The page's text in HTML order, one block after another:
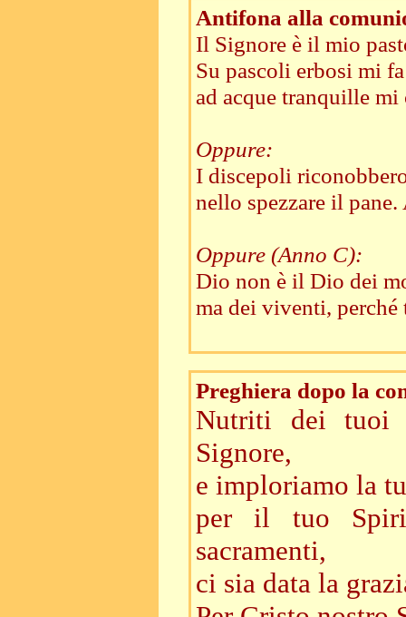
Antifona alla
Il Signore è il mio
Su pascoli erbosi mi
ad acque tranquille
Oppure:
I discepoli
nello spezzare il
Oppure (Anno C):
Dio non è il Dio dei
ma dei viventi,
Preghiera dopo la
Nutriti dei tuoi
Signore,
e imploriamo la
per il tuo
sacramenti,
ci sia data la